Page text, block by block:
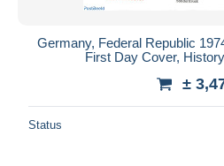
Germany, Federal Republic
First Day Cover,
±
Status